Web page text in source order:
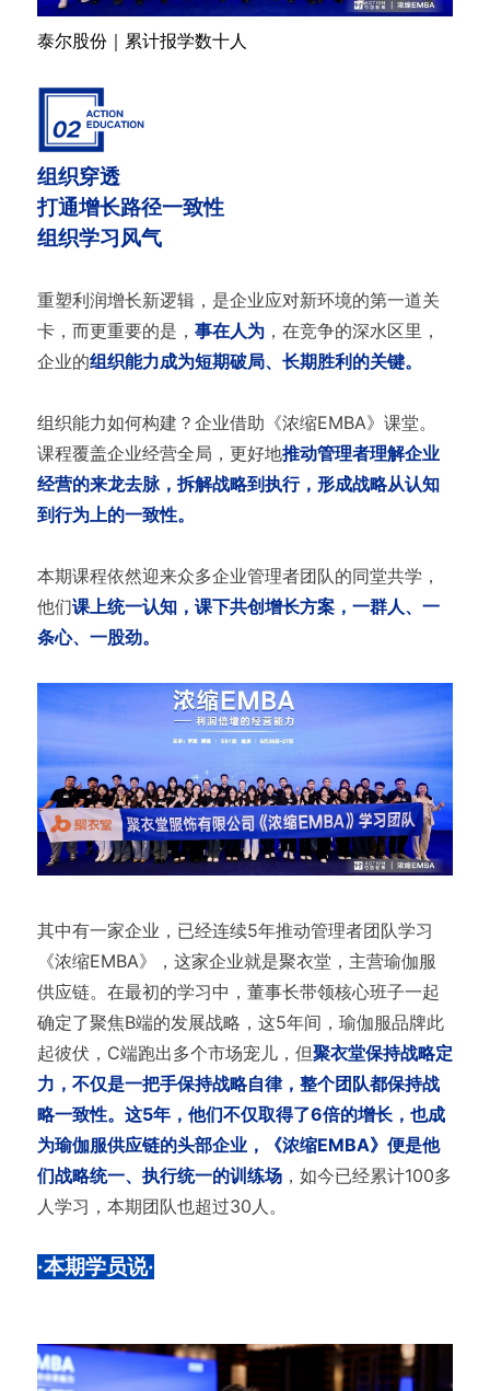
泰尔股份｜累计报学数十人
组织穿透
打通增长路径一致性
组织学习风气
重塑利润增长新逻辑，是企业应对新环境的第一道关
卡，而更重要的是， 事在人为，在竞争的深水区里，
企业的组织能力成为短期破局、长期胜利的关键。
组织能力如何构建？企业借助《浓缩EMBA》课堂。
课程覆盖企业经营全局，更好地推动管理者理解企业
经营的来龙去脉，拆解战略到执行，形成战略从认知
到行为上的一致性。
本期课程依然迎来众多企业管理者团队的同堂共学，
他们课上统一认知，课下共创增长方案，一群人、一
条心、一股劲。
其中有一家企业，已经连续5年推动管理者团队学习
《浓缩EMBA》，这家企业就是聚衣堂，主营瑜伽服
供应链。在最初的学习中，董事长带领核心班子一起
确定了聚焦B端的发展战略，这5年间，瑜伽服品牌此
起彼伏，C端跑出多个市场宠儿，但聚衣堂保持战略定
力，不仅是一把手保持战略自律，整个团队都保持战
略一致性。这5年，他们不仅取得了6倍的增长，也成
为瑜伽服供应链的头部企业，《浓缩EMBA》便是他
们战略统一、执行统一的训练场，如今已经累计100多
人学习，本期团队也超过30人。
·本期学员说·